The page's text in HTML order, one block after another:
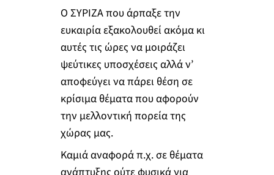
Ο ΣΥΡΙΖΑ που άρπαξε την
ευκαιρία εξακολουθεί ακόμα κι
αυτές τις ώρες να μοιράζει
ψεύτικες υποσχέσεις αλλά ν’
αποφεύγει να πάρει θέση σε
κρίσιμα θέματα που αφορούν
την μελλοντική πορεία της
χώρας μας.
Καμιά αναφορά π.χ. σε θέματα